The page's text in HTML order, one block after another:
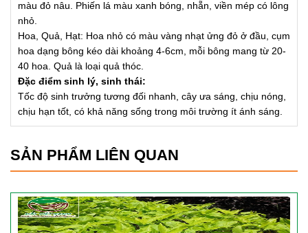
màu đỏ nâu. Phiến lá màu xanh bóng, nhẵn, viền mép có lông
nhỏ.
Hoa, Quả, Hạt: Hoa nhỏ có màu vàng nhạt ửng đỏ ở đầu, cụm
hoa dạng bông kéo dài khoảng 4-6cm, mỗi bông mang từ 20-
40 hoa. Quả là loại quả thóc.
Đặc điểm sinh lý, sinh thái:
Tốc độ sinh trưởng tương đối nhanh, cây ưa sáng, chịu nóng,
chịu hạn tốt, có khả năng sống trong môi trường ít ánh sáng.
SẢN PHẨM LIÊN QUAN